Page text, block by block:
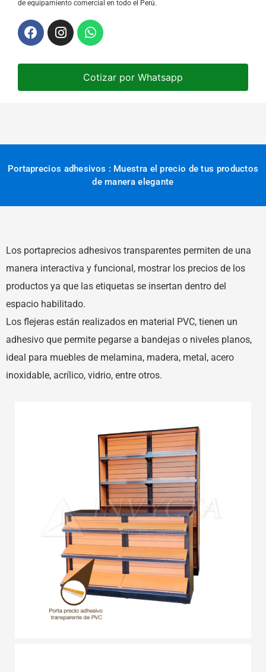
de equipamiento comercial en todo el Perú.
Cotizar por Whatsapp
Portaprecios adhesivos : Muestra el precio de tus productos
de manera elegante
Los portaprecios adhesivos transparentes permiten de una
manera interactiva y funcional, mostrar los precios de los
productos ya que las etiquetas se insertan dentro del
espacio habilitado.
Los flejeras están realizados en material PVC, tienen un
adhesivo que permite pegarse a bandejas o niveles planos,
ideal para muebles de melamina, madera, metal, acero
inoxidable, acrílico, vidrio, entre otros.